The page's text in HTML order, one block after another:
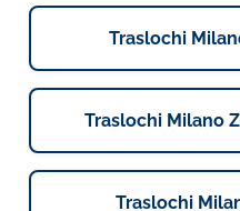
Traslochi
Traslochi Milano
Traslochi